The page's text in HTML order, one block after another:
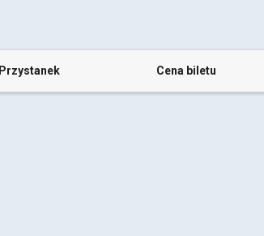
Przystanek Cena biletu